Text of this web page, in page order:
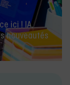
du soin :
Adaptée